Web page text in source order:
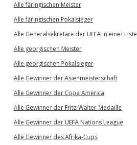
Alle färingischen Meister
Alle färingischen Pokalsieger
Alle Generalsekretäre der UEFA in einer Liste
Alle georgischen Meister
Alle georgischen Pokalsieger
Alle Gewinner der Asienmeisterschaft
Alle Gewinner der Copa America
Alle Gewinner der Fritz-Walter-Medaille
Alle Gewinner der UEFA Nations League
Alle Gewinner des Afrika-Cups